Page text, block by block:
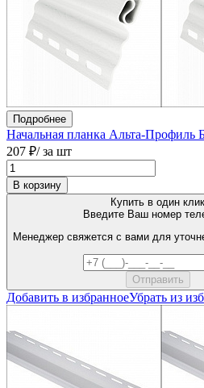
Подробнее
Начальная планка Альта-Профиль
207 ₽/ за шт
В корзину
Купить в один клик
Введите Ваш номер
Менеджер свяжется с вами для
Добавить в избранноеУбрать из